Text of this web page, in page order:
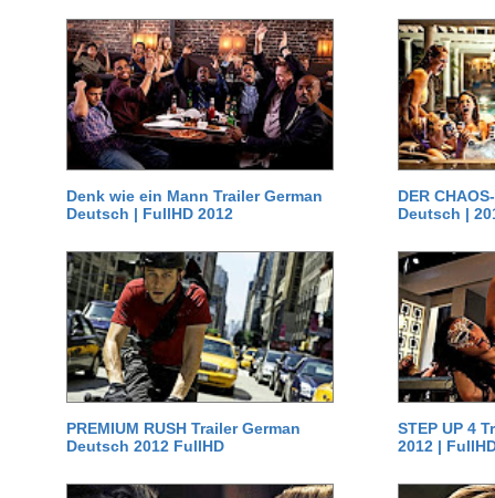
Denk wie ein Mann Trailer German
Deutsch | FullHD 2012
DER
Deutsch |
PREMIUM RUSH Trailer German
Deutsch 2012 FullHD
STEP UP 4
2012 |